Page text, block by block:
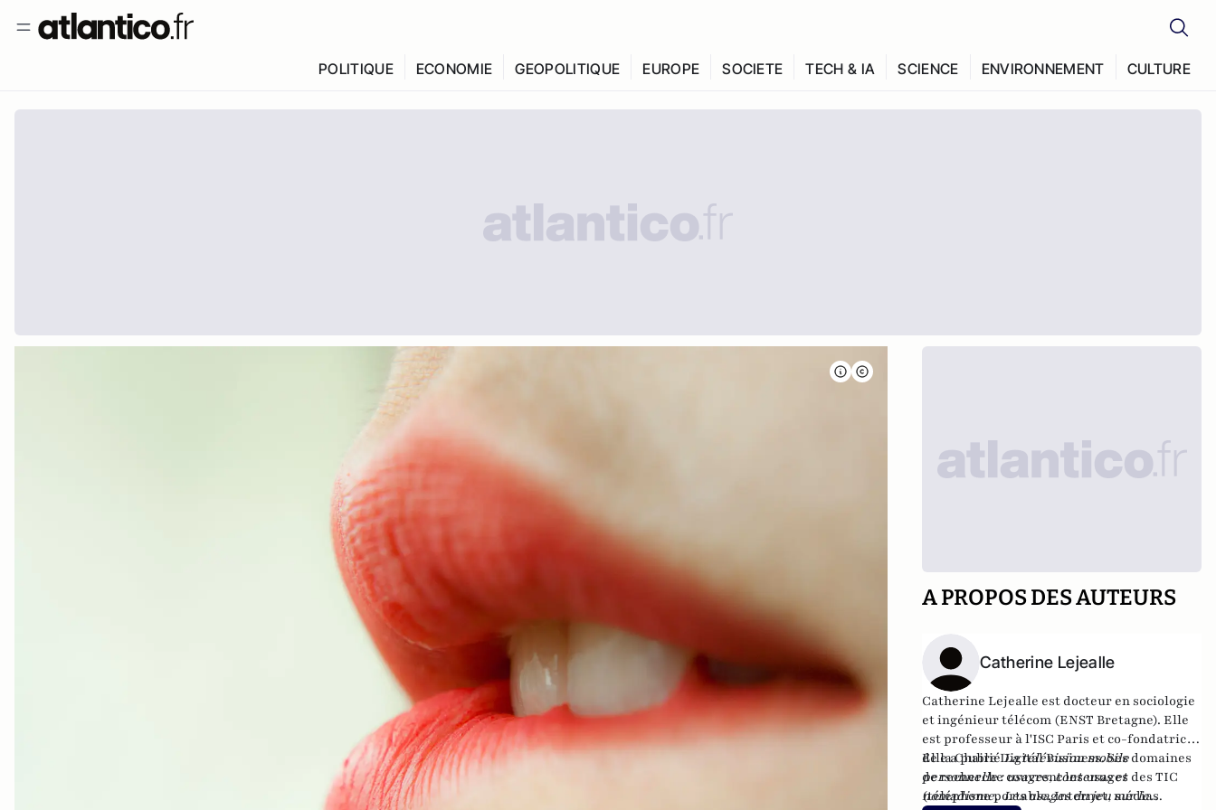
POLITIQUE ECONOMIE GEOPOLITIQUE EUROPE SOCIETE TECH & IA SCIENCE ENVIRONNEMENT CULTURE
A PROPOS DES AUTEURS
Catherine Lejealle
Catherine Lejealle est docteur en sociologie
et ingénieur télécom (ENST Bretagne). Elle
est professeur à l'ISC Paris et co-fondatrice
de laChaire Digital Business.Ses domaines
de recherche couvrent les usages des TIC
(téléphone portable, Internet, médias
Elle a publiéLa télévision mobile
personnelle : usages, contenus et
nomadisme,Les usages du jeu sur le